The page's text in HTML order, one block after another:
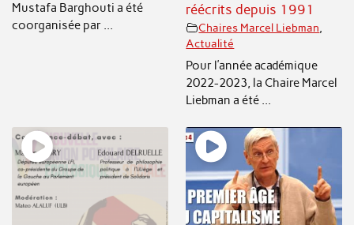
Mustafa Barghouti a été
coorganisée par ...
réécrits depuis 1991
Chaires Marcel Liebman
Actualité
Pour l’année académique
2022-2023, la Chaire Marcel
Liebman a été ...